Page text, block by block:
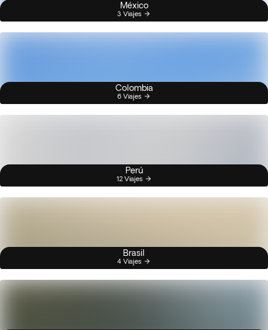
México
3 Viajes
Colombia
6 Viajes
Perú
12 Viajes
Brasil
4 Viajes